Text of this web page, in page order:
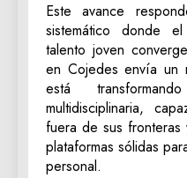
Este avance
sistemático donde
talento joven
en Cojedes envía un
está
multidisciplinaria,
fuera de sus
plataformas sólidas
personal.